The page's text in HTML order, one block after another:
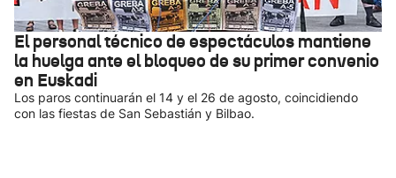
El personal técnico de espectáculos mantiene
la huelga ante el bloqueo de su primer convenio
en Euskadi
Los paros continuarán el 14 y el 26 de agosto, coincidiendo
con las fiestas de San Sebastián y Bilbao.